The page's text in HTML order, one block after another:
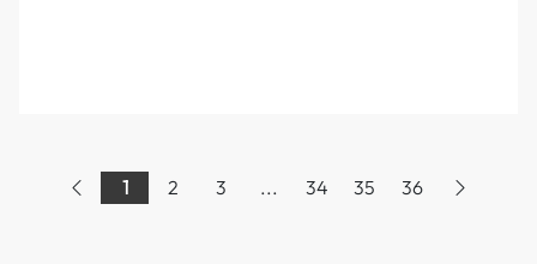
1 2 3 ... 34 35 36